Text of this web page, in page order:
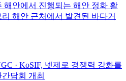
해안에서 진행되는 해안 정화 활
해안 근처에서 발견된 바다거
· KoSIF, 넷제로 경쟁력 강화를
담회 개최